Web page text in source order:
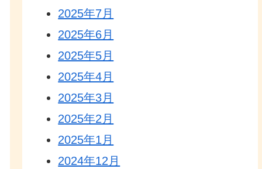
2025年7月
2025年6月
2025年5月
2025年4月
2025年3月
2025年2月
2025年1月
2024年12月